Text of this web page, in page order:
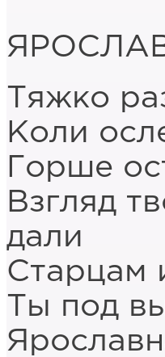
Тяжко
Коли
Горше
Взгляд
дали
Старцам
Ты под